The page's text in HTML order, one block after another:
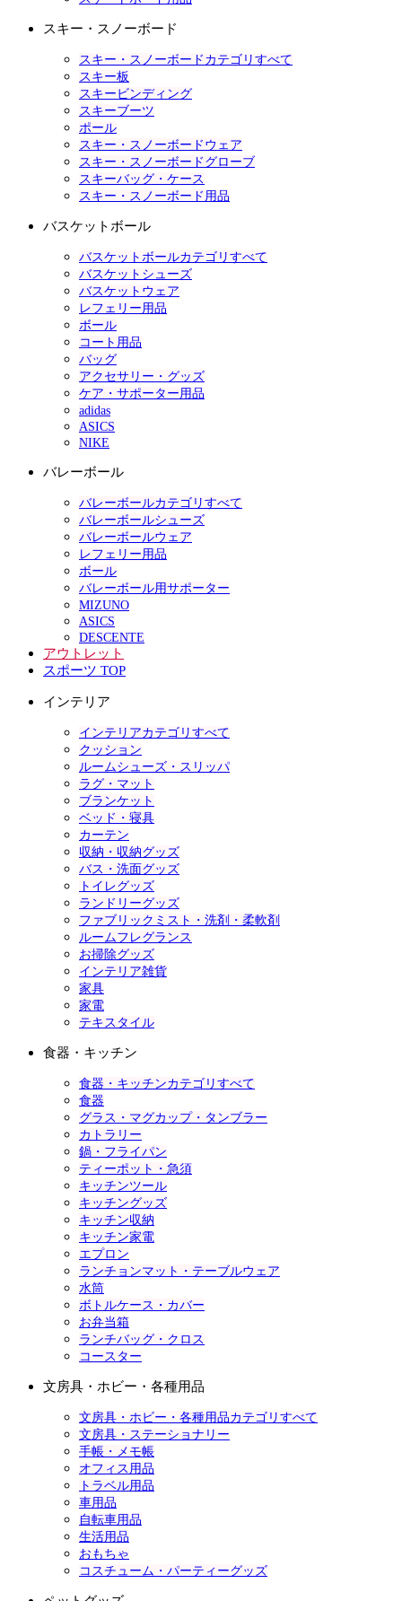
スキー・スノーボード
スキー・スノーボードカテゴリすべて
スキー板
スキービンディング
スキーブーツ
ポール
スキー・スノーボードウェア
スキー・スノーボードグローブ
スキーバッグ・ケース
スキー・スノーボード用品
バスケットボール
バスケットボールカテゴリすべて
バスケットシューズ
バスケットウェア
レフェリー用品
ボール
コート用品
バッグ
アクセサリー・グッズ
ケア・サポーター用品
adidas
ASICS
NIKE
バレーボール
バレーボールカテゴリすべて
バレーボールシューズ
バレーボールウェア
レフェリー用品
ボール
バレーボール用サポーター
MIZUNO
ASICS
DESCENTE
アウトレット
スポーツ TOP
インテリア
インテリアカテゴリすべて
クッション
ルームシューズ・スリッパ
ラグ・マット
ブランケット
ベッド・寝具
カーテン
収納・収納グッズ
バス・洗面グッズ
トイレグッズ
ランドリーグッズ
ファブリックミスト・洗剤・柔軟剤
ルームフレグランス
お掃除グッズ
インテリア雑貨
家具
家電
テキスタイル
食器・キッチン
食器・キッチンカテゴリすべて
食器
グラス・マグカップ・タンブラー
カトラリー
鍋・フライパン
ティーポット・急須
キッチンツール
キッチングッズ
キッチン収納
キッチン家電
エプロン
ランチョンマット・テーブルウェア
水筒
ボトルケース・カバー
お弁当箱
ランチバッグ・クロス
コースター
文房具・ホビー・各種用品
文房具・ホビー・各種用品カテゴリすべて
文房具・ステーショナリー
手帳・メモ帳
オフィス用品
トラベル用品
車用品
自転車用品
生活用品
おもちゃ
コスチューム・パーティーグッズ